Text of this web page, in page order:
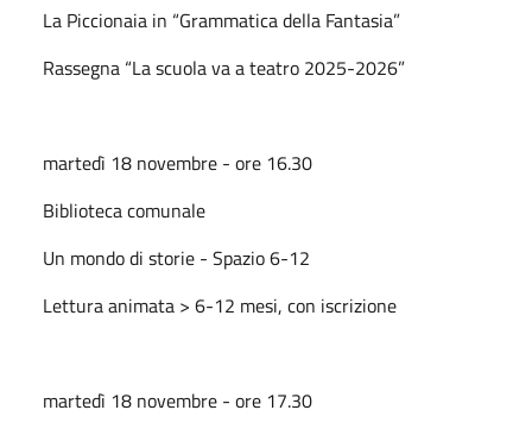
La Piccionaia in “Grammatica della Fantasia”
Rassegna “La scuola va a teatro 2025-2026”
martedì 18 novembre - ore 16.30
Biblioteca comunale
Un mondo di storie - Spazio 6-12
Lettura animata > 6-12 mesi, con iscrizione
martedì 18 novembre - ore 17.30